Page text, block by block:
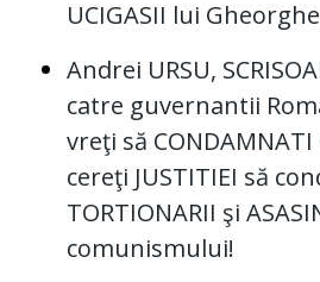
UCIGASII lui
Andrei URSU,
catre guvernantii
vreţi să CONDAMNATI
cereţi JUSTITIEI să
TORTIONARII şi
comunismului!